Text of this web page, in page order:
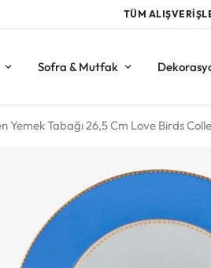
TÜM
Sofra & Mutfak
Yemek Tabağı 26,5 Cm Love Birds